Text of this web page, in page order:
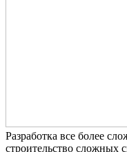
Разработка все более
строительство сложных